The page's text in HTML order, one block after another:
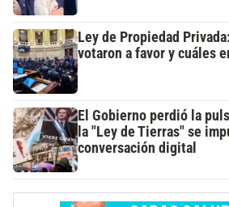
Ley de Propiedad
votaron a favor y cuáles
El Gobierno perdió la
la "Ley de Tierras" se
conversación digital